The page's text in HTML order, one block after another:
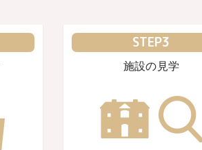
STEP3
施設の見学